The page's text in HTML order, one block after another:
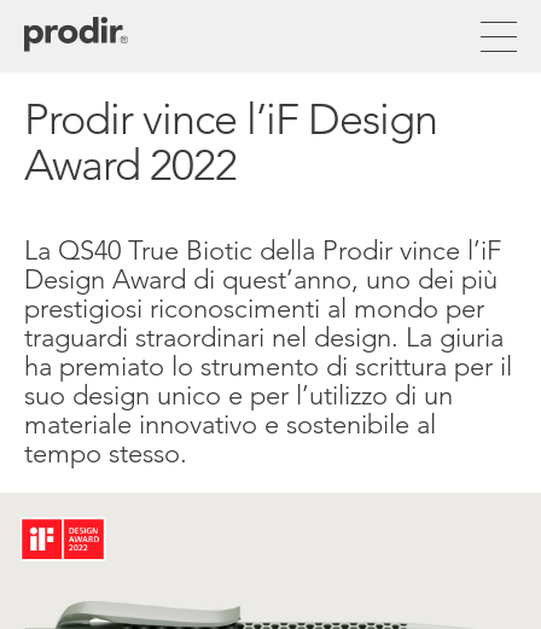
contenuto
Prodir vince l’iF Design
Award 2022
La QS40 True Biotic della Prodir vince l’iF
Design Award di quest’anno, uno dei più
prestigiosi riconoscimenti al mondo per
traguardi straordinari nel design. La giuria
ha premiato lo strumento di scrittura per il
suo design unico e per l’utilizzo di un
materiale innovativo e sostenibile al
tempo stesso.